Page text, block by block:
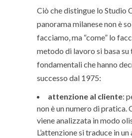
Ciò che distingue lo Studio
panorama milanese non è
facciamo, ma “come” lo
metodo di lavoro si basa
fondamentali che hanno
successo dal 1975:
attenzione al cliente:
non è un numero di pratica.
viene analizzata in modo
L’attenzione si traduce in